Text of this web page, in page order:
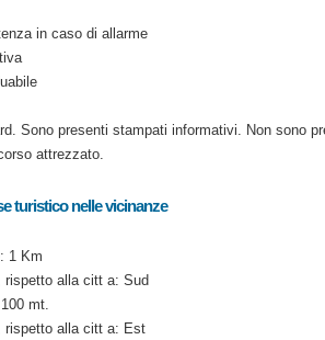
in caso di allarme
Sono presenti stampati informativi. Non sono
attrezzato.
turistico nelle vicinanze
1 Km
rispetto alla citt a: Sud
mt.
rispetto alla citt a: Est